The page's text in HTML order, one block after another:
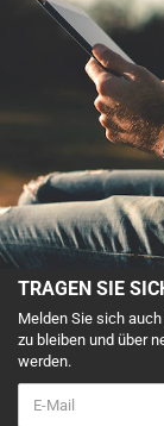
TRAGEN SIE
Melden Sie sich
zu bleiben und über
werden.